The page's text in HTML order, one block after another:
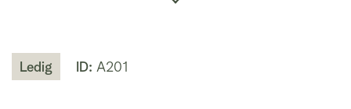
Ledig ID: A201